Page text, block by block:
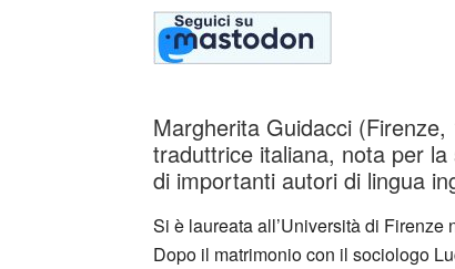
Margherita Guidacci
traduttrice italiana, nota per
di importanti autori di lingua
Si è laureata all’Università di
Dopo il matrimonio con il sociologo